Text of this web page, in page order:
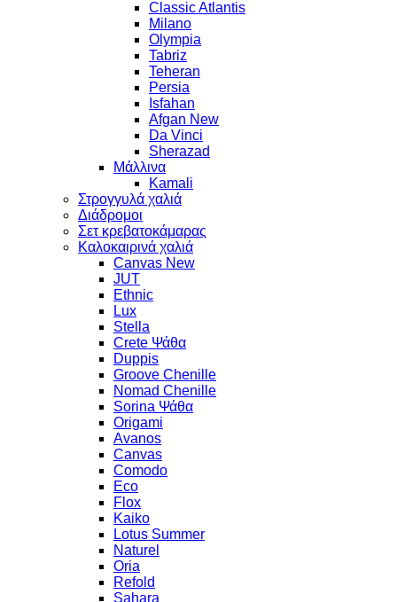
Classic Atlantis
Milano
Olympia
Tabriz
Teheran
Persia
Isfahan
Afgan New
Da Vinci
Sherazad
Μάλλινα
Kamali
Στρογγυλά χαλιά
Διάδρομοι
Σετ κρεβατοκάμαρας
Καλοκαιρινά χαλιά
Canvas New
JUT
Ethnic
Lux
Stella
Crete Ψάθα
Duppis
Groove Chenille
Nomad Chenille
Sorina Ψάθα
Origami
Avanos
Canvas
Comodo
Eco
Flox
Kaiko
Lotus Summer
Naturel
Oria
Refold
Sahara